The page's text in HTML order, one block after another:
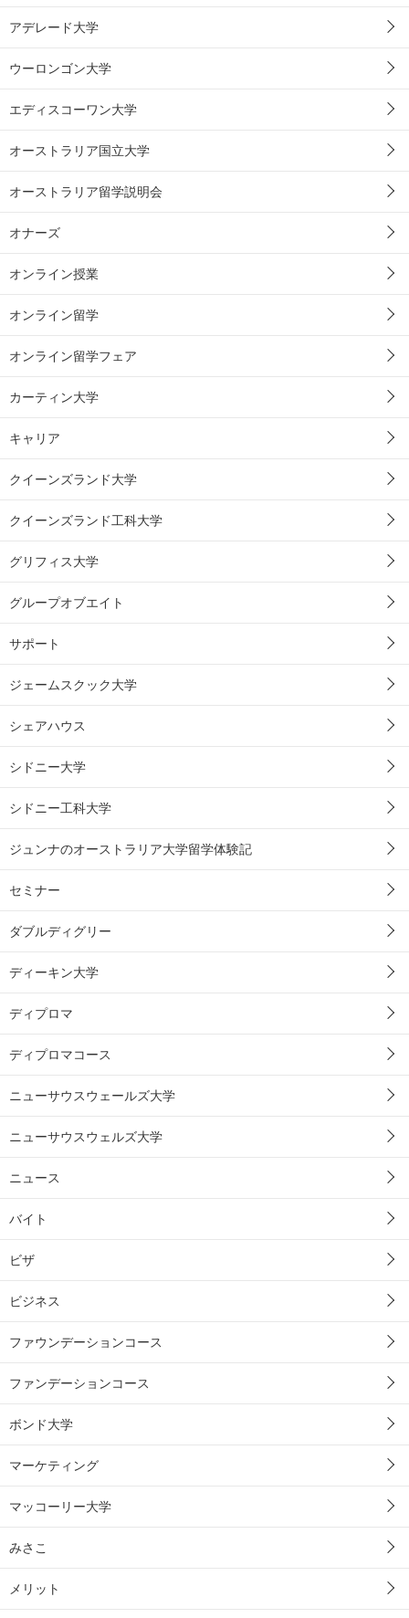
アデレード大学
ウーロンゴン大学
エディスコーワン大学
オーストラリア国立大学
オーストラリア留学説明会
オナーズ
オンライン授業
オンライン留学
オンライン留学フェア
カーティン大学
キャリア
クイーンズランド大学
クイーンズランド工科大学
グリフィス大学
グループオブエイト
サポート
ジェームスクック大学
シェアハウス
シドニー大学
シドニー工科大学
ジュンナのオーストラリア大学留学体験記
セミナー
ダブルディグリー
ディーキン大学
ディプロマ
ディプロマコース
ニューサウスウェールズ大学
ニューサウスウェルズ大学
ニュース
バイト
ビザ
ビジネス
ファウンデーションコース
ファンデーションコース
ボンド大学
マーケティング
マッコーリー大学
みさこ
メリット